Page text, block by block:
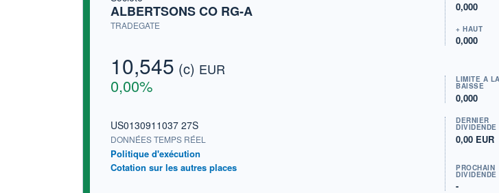
ALBERTSONS CO RG-A
TRADEGATE
10,545 (c) EUR
0,00%
US0130911037 27S
DONNÉES TEMPS RÉEL
Politique d'exécution
Cotation sur les autres places
0,000
+ HAUT
0,000
LIMITE À LA
BAISSE
0,000
DERNIER
DIVIDENDE
0,00 EUR
PROCHAIN
DIVIDENDE
-